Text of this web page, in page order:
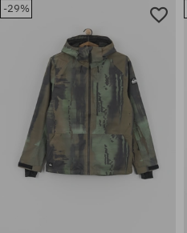
Mărimi existente:
-29%